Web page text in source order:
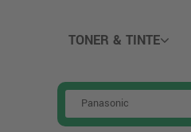
TONER & TINTE